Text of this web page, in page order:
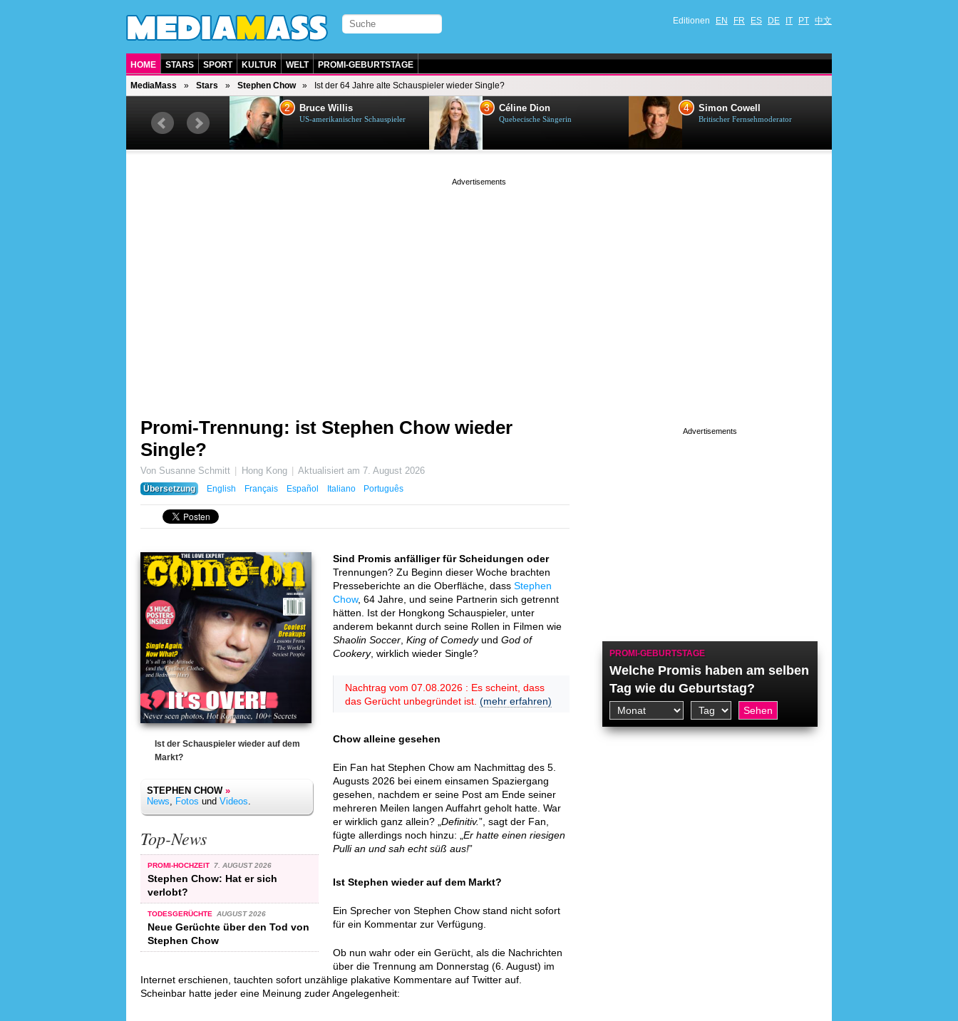
Editionen EN FR ES DE IT PT 中文
HOME STARS SPORT KULTUR WELT PROMI-GEBURTSTAGE
MediaMass Stars Stephen Chow Ist der 64 Jahre alte Schauspieler wieder Single?
Deutsche Sängerin
2 Bruce Willis
US-amerikanischer Schauspieler
3 Céline Dion
Quebecische Sängerin
4 Simon Cowell
Britischer Fernsehmoderator
Promi-Trennung: ist Stephen Chow wieder
Single?
Von Susanne Schmitt Hong Kong Aktualisiert am 7. August 2026
Übersetzung
English Français Español Italiano Português
Ist der Schauspieler wieder auf dem
Markt?
STEPHEN CHOW»
News, Fotos und Videos.
Top-News
PROMI-HOCHZEIT 7. AUGUST 2026
Stephen Chow: Hat er sich
verlobt?
TODESGERÜCHTE AUGUST 2026
Neue Gerüchte über den Tod von
Stephen Chow
Sind Promis anfälliger für Scheidungen oder
Trennungen? Zu Beginn dieser Woche brachten
Presseberichte an die Oberfläche, dass Stephen
Chow, 64 Jahre, und seine Partnerin sich getrennt
hätten. Ist der Hongkong Schauspieler, unter
anderem bekannt durch seine Rollen in Filmen wie
Shaolin Soccer King of Comedyund God of
Cookery, wirklich wieder Single?
Nachtrag vom 07.08.2026 : Es scheint, dass
das Gerücht unbegründet ist. (mehr erfahren)
Chow alleine gesehen
Ein Fan hat Stephen Chow am Nachmittag des 5.
Augusts 2026 bei einem einsamen Spaziergang
gesehen, nachdem er seine Post am Ende seiner
mehreren Meilen langen Auffahrt geholt hatte. War
er wirklich ganz allein? „ Definitiv.”, sagt der Fan,
fügte allerdings noch hinzu: „ Er hatte einen riesigen
Pulli an und sah echt süß aus!”
Ist Stephen wieder auf dem Markt?
Ein Sprecher von Stephen Chow stand nicht sofort
für ein Kommentar zur Verfügung.
Ob nun wahr oder ein Gerücht, als die Nachrichten
über die Trennung am Donnerstag (6. August) im
Internet erschienen, tauchten sofort unzählige plakative Kommentare auf Twitter auf.
Scheinbar hatte jeder eine Meinung zuder Angelegenheit:
PROMI-GEBURTSTAGE
Welche Promis haben am selben
Tag wie du Geburtstag?